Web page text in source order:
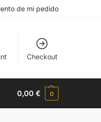
de mi pedido
Checkout
0,00€ 0